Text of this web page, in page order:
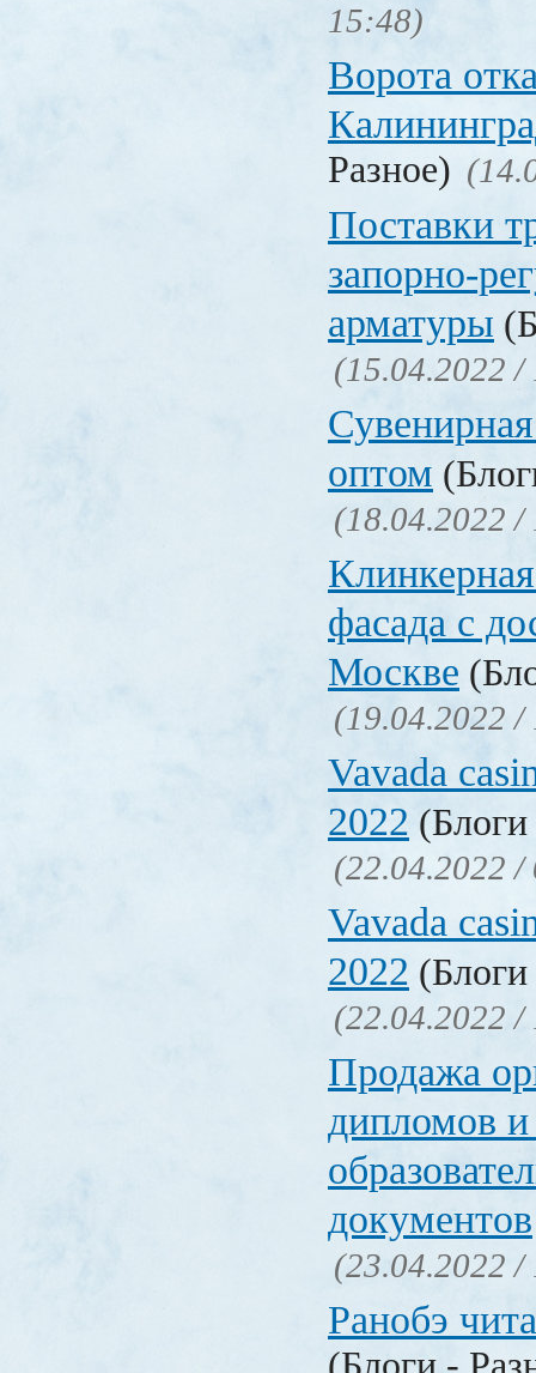
15:48)
Ворота
Разное)
Поставки
запорно-
арматуры
(15.04.2022 /
оптом
(18.04.2022 /
фасада с
Москве
(19.04.2022 /
Vavada
2022
(22.04.2022 /
Vavada
2022
(22.04.2022 /
Продажа
дипломов и
документов
(23.04.2022 /
Ранобэ